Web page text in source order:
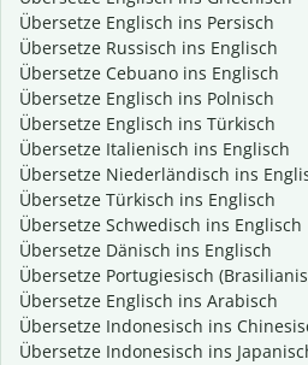
Übersetze Englisch ins Persisch
Übersetze Russisch ins Englisch
Übersetze Cebuano ins Englisch
Übersetze Englisch ins Polnisch
Übersetze Englisch ins Türkisch
Übersetze Italienisch ins Englisch
Übersetze Niederländisch ins
Übersetze Türkisch ins Englisch
Übersetze Schwedisch ins Englisch
Übersetze Dänisch ins Englisch
Übersetze Portugiesisch
Übersetze Englisch ins Arabisch
Übersetze Indonesisch ins
Übersetze Indonesisch ins